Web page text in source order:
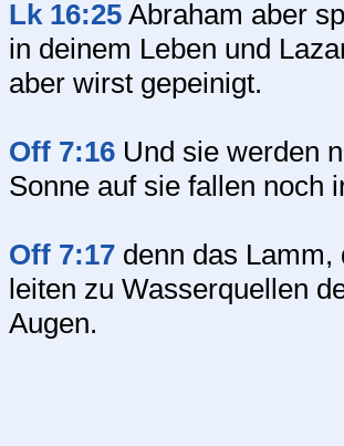
Lk 16:25 Abraham aber
in deinem Leben und
aber wirst gepeinigt.
Off 7:16 Und sie werden
Sonne auf sie fallen noch
Off 7:17 denn das
leiten zu Wasserquellen
Augen.